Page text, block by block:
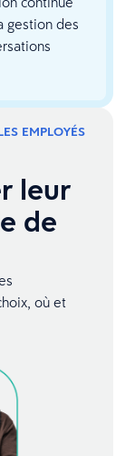
gestion des
EMPLOYÉS
leur
de
où et